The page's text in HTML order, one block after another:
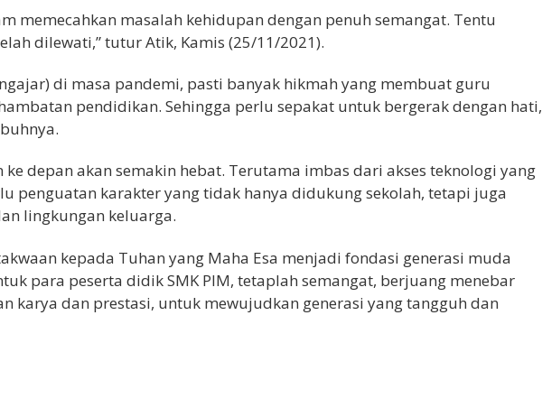
memecahkan masalah kehidupan dengan penuh semangat. Tentu
dilewati,” tutur Atik, Kamis (25/11/2021).
di masa pandemi, pasti banyak hikmah yang membuat guru
pendidikan. Sehingga perlu sepakat untuk bergerak dengan hati,
depan akan semakin hebat. Terutama imbas dari akses teknologi yang
penguatan karakter yang tidak hanya didukung sekolah, tetapi juga
lingkungan keluarga.
kepada Tuhan yang Maha Esa menjadi fondasi generasi muda
para peserta didik SMK PIM, tetaplah semangat, berjuang menebar
karya dan prestasi, untuk mewujudkan generasi yang tangguh dan